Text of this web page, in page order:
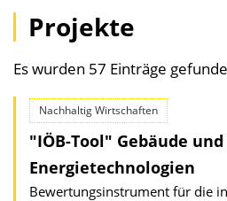
Projekte
Es wurden 57 Einträge
Nachhaltig Wirtschaften
"IÖB-Tool" Gebäude
Energietechnologien
Bewertungsinstrument für die